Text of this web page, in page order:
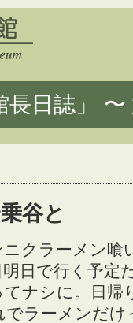
長日誌」
谷と
クラーメン喰
日で行く予
ナシに。日帰
でラーメンだ